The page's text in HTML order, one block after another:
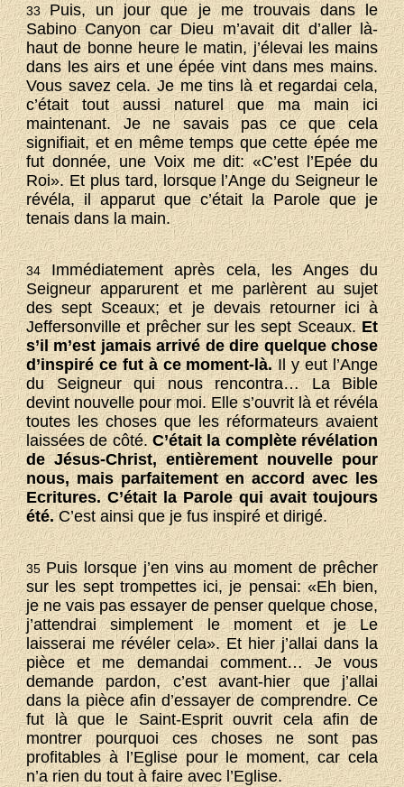
33Puis, un jour que je me trouvais dans le
Sabino Canyon car Dieu m’avait dit d’aller là-
haut de bonne heure le matin, j’élevai les mains
dans les airs et une épée vint dans mes mains.
Vous savez cela. Je me tins là et regardai cela,
c’était tout aussi naturel que ma main ici
maintenant. Je ne savais pas ce que cela
signifiait, et en même temps que cette épée me
fut donnée, une Voix me dit: «C’est l’Epée du
Roi». Et plus tard, lorsque l’Ange du Seigneur le
révéla, il apparut que c’était la Parole que je
tenais dans la main.
34Immédiatement après cela, les Anges du
Seigneur apparurent et me parlèrent au sujet
des sept Sceaux; et je devais retourner ici à
Jeffersonville et prêcher sur les sept Sceaux.Et
s’il m’est jamais arrivé de dire quelque chose
d’inspiré ce fut à ce moment-là.Il y eut l’Ange
du Seigneur qui nous rencontra… La Bible
devint nouvelle pour moi. Elle s’ouvrit là et révéla
toutes les choses que les réformateurs avaient
laissées de côté.C’était la complète révélation
de Jésus-Christ, entièrement nouvelle pour
nous, mais parfaitement en accord avec les
Ecritures. C’était la Parole qui avait toujours
été.C’est ainsi que je fus inspiré et dirigé.
35Puis lorsque j’en vins au moment de prêcher
sur les sept trompettes ici, je pensai: «Eh bien,
je ne vais pas essayer de penser quelque chose,
j’attendrai simplement le moment et je Le
laisserai me révéler cela». Et hier j’allai dans la
pièce et me demandai comment… Je vous
demande pardon, c’est avant-hier que j’allai
dans la pièce afin d’essayer de comprendre. Ce
fut là que le Saint-Esprit ouvrit cela afin de
montrer pourquoi ces choses ne sont pas
profitables à l’Eglise pour le moment, car cela
n’a rien du tout à faire avec l’Eglise.